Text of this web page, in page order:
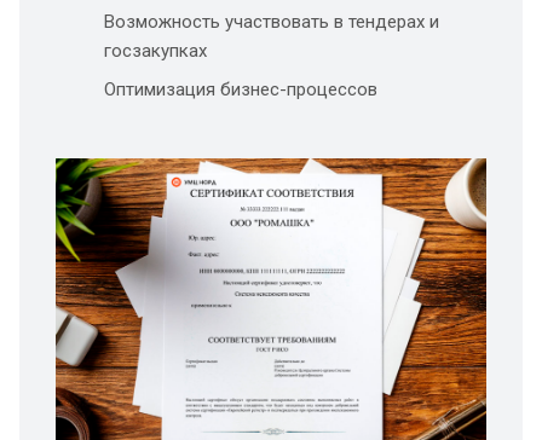
Возможность участвовать в тендерах и
госзакупках
Оптимизация бизнес-процессов